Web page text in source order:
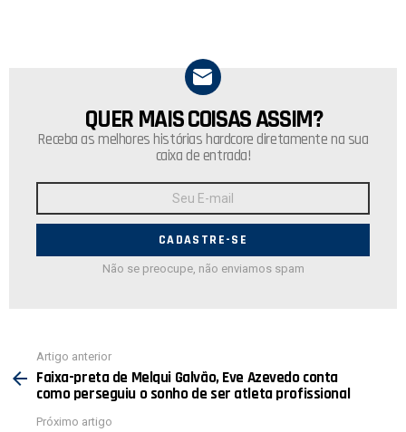
NEWSLETTER
QUER MAIS COISAS ASSIM?
Receba as melhores histórias hardcore diretamente na sua
caixa de entrada!
E-
Não se preocupe, não enviamos spam
mais
Artigo anterior
Faixa-preta de Melqui Galvão, Eve Azevedo conta
como perseguiu o sonho de ser atleta profissional
Próximo artigo